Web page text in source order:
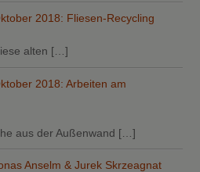
2018: Fliesen-Recycling
alten […]
2018: Arbeiten am
aus der Außenwand […]
Anselm & Jurek Skrzeagnat